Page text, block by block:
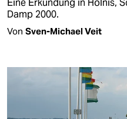
Eine Erkundung in Holnis,
Damp 2000.
Von Sven-Michael Veit